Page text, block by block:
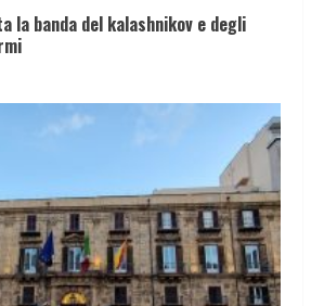
la banda del kalashnikov e degli